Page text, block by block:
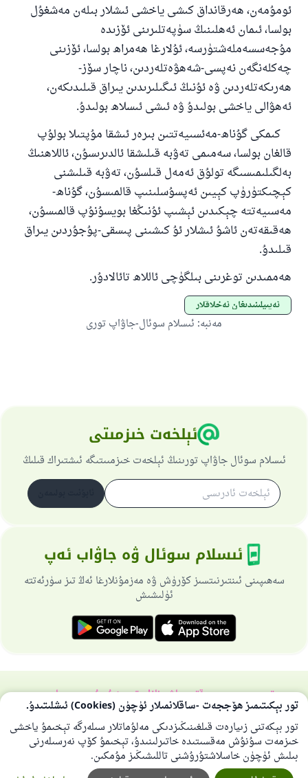
ئومۇمەن، ھەرقانداق كىشى ياخشى ئىشلار بىلەن مەشغۇل
بولسا، ئىمان ئەھلىنىڭ سۈپەتلىرىنى ئۆزىدە
مۇجەسسەملەشتۈرسە، ئۇلارغا ھەمراھ بولسا، ئۆزىنى
چەكلەنگەن نەپسى-شەھۋەتلەردىن، ناچار سۆز-
ھەرىكەتلەردىن ۋە ئۇنىڭ ئىگىلىرىدىن يىراق قىلىدىكەن،
ئەھۋالى ياخشى بولىدۇ ۋە ئىشى ئىسلاھ بولىدۇ.
كىمكى گۇناھ-مەئسىيەتتىن بىرەر ئىشقا مۇپتىلا بولۇپ
قالغان بولسا، سەمىمى تەۋبە قىلىشقا ئالدىرىسۇن، ئاللاھنىڭ
بەلگىلىمىسىگە تولۇق ئەمەل قىلسۇن، تەۋبە قىلىشنى
كېچىكتۈرۈپ كېيىن ئەپسۇسلىنىپ قالمىسۇن، گۇناھ-
مەسىيەتتە چېكىدىن ئېشىپ ئۇنىڭغا بويسۇنۇپ قالمىسۇن،
ھەقىقەتەن ئاشۇ ئىشلار ئۇ كىشىنى پىسقى-پۇجۇردىن يىراق
قىلىدۇ.
ھەممىدىن توغرىنى بىلگۈچى ئاللاھ تائالادۇر.
ئەيىپلىنىدىغان ئەخلاقلار
مەنبە: ئىسلام سوئال-جاۋاپ تورى
ئېلخەت خىزمىتى
ئىسلام سوئال جاۋاپ تورىنىڭ ئېلخەت خىزمىىتىگە ئىشتىراك قىلىڭ
ئىسلام سوئال ۋە جاۋاب ئەپ
سەھىپىنى ئىنتىرنىتسىز كۆرۈش ۋە مەزمۇنلارغا ئەڭ تىز سۈرئەتتە
ئۈلىشىش
تورسەھىپىسى ھەققىدەباش نازارەتچىخۇسۇسىي سىياسەت
بارلىق ھوقۇق ئىسلام سوئال-جاۋاپ تورىغا مەنسۇپتۇر 1997-2025 ©
تور بېكىتىمىز ھۆججەت -ساقلانمىلار ئۈچۈن (Cookies) ئىشلىتىدۇ.
تور بېكەتنى زىيارەت قىلغىنىڭىزدىكى مەلۇماتلار سىلەرگە تېخىمۇ ياخشى
خىزمەت سۇنۇش مەقسىتىدە خاتىرلىنىدۇ، تېخىمۇ كۆپ نەرسىلەرنى
بىلىش ئۈچۈن خاسلاشتۇرۇشنى تاللىشىڭىز مۇمكىن.